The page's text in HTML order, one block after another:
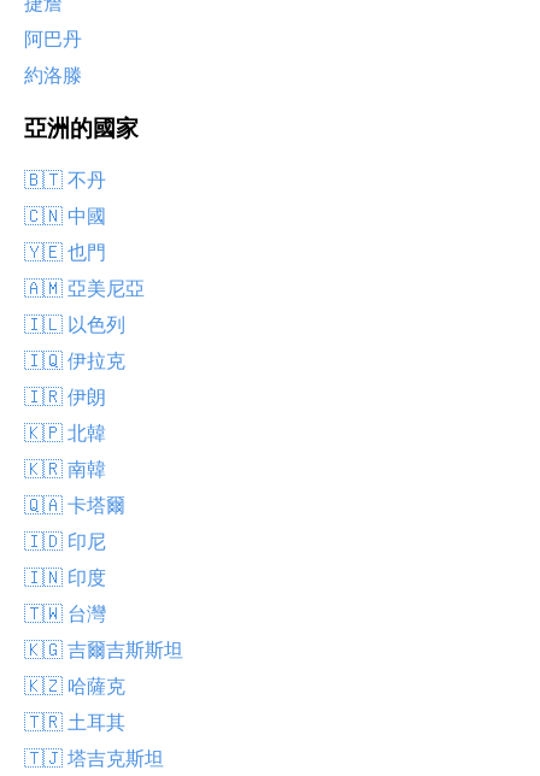
阿巴丹
約洛滕
亞洲的國家
🇧🇹 不丹
🇨🇳 中國
🇾🇪 也門
🇦🇲 亞美尼亞
🇮🇱 以色列
🇮🇶 伊拉克
🇮🇷 伊朗
🇰🇵 北韓
🇰🇷 南韓
🇶🇦 卡塔爾
🇮🇩 印尼
🇮🇳 印度
🇹🇼 台灣
🇰🇬 吉爾吉斯斯坦
🇰🇿 哈薩克
🇹🇷 土耳其
🇹🇯 塔吉克斯坦